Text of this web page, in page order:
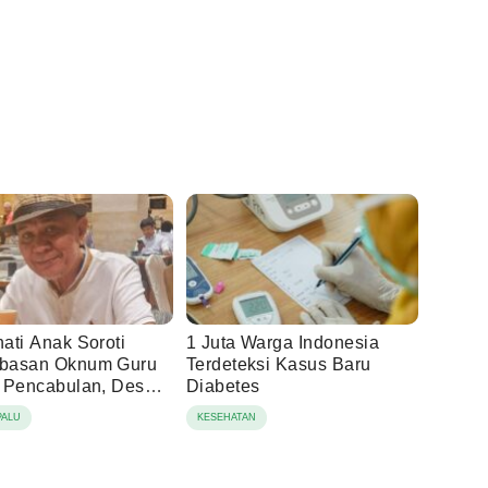
Anak Soroti
Oknum Guru
Desak
Dilanjutkan
1 Juta Warga Indonesia
Terdeteksi Kasus Baru
Diabetes
KESEHATAN